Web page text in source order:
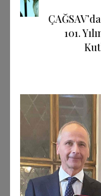
101.